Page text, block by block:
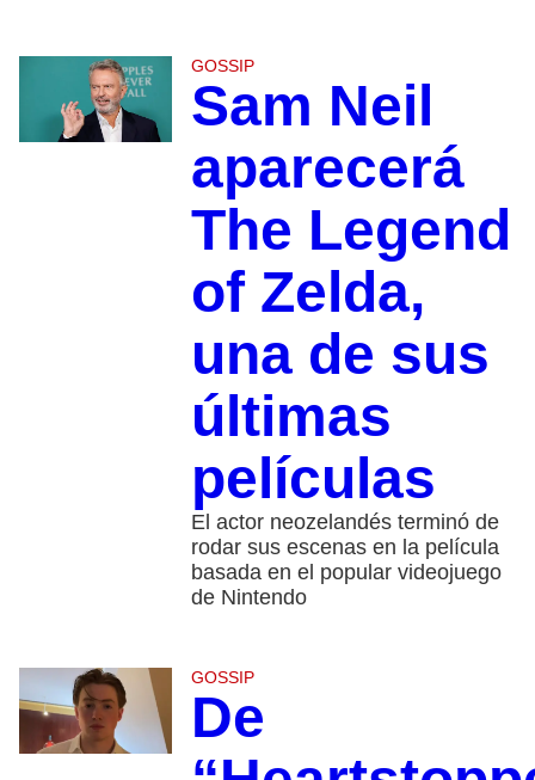
GOSSIP
Sam Neil
aparecerá
The Legend
of Zelda,
una de sus
últimas
películas
El actor neozelandés terminó de
rodar sus escenas en la película
basada en el popular videojuego
de Nintendo
GOSSIP
De